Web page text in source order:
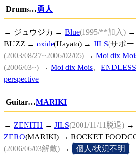
Drums…勇人
→ ジュウジカ → Blue(1995/**加入) →
BUZZ → oxide(Hayato) → JILS(サポー
(2003/08/27~2006/02/05) → Moi dix
(2006/03~) → Moi dix Mois ENDLESS
perspective
Guitar…MARIKI
→ ZENITH → JILS(2001/11/11脱退) →
ZERO(MARIKI) → ROCKET
(2006/06/03解散) → 個人/状況不明